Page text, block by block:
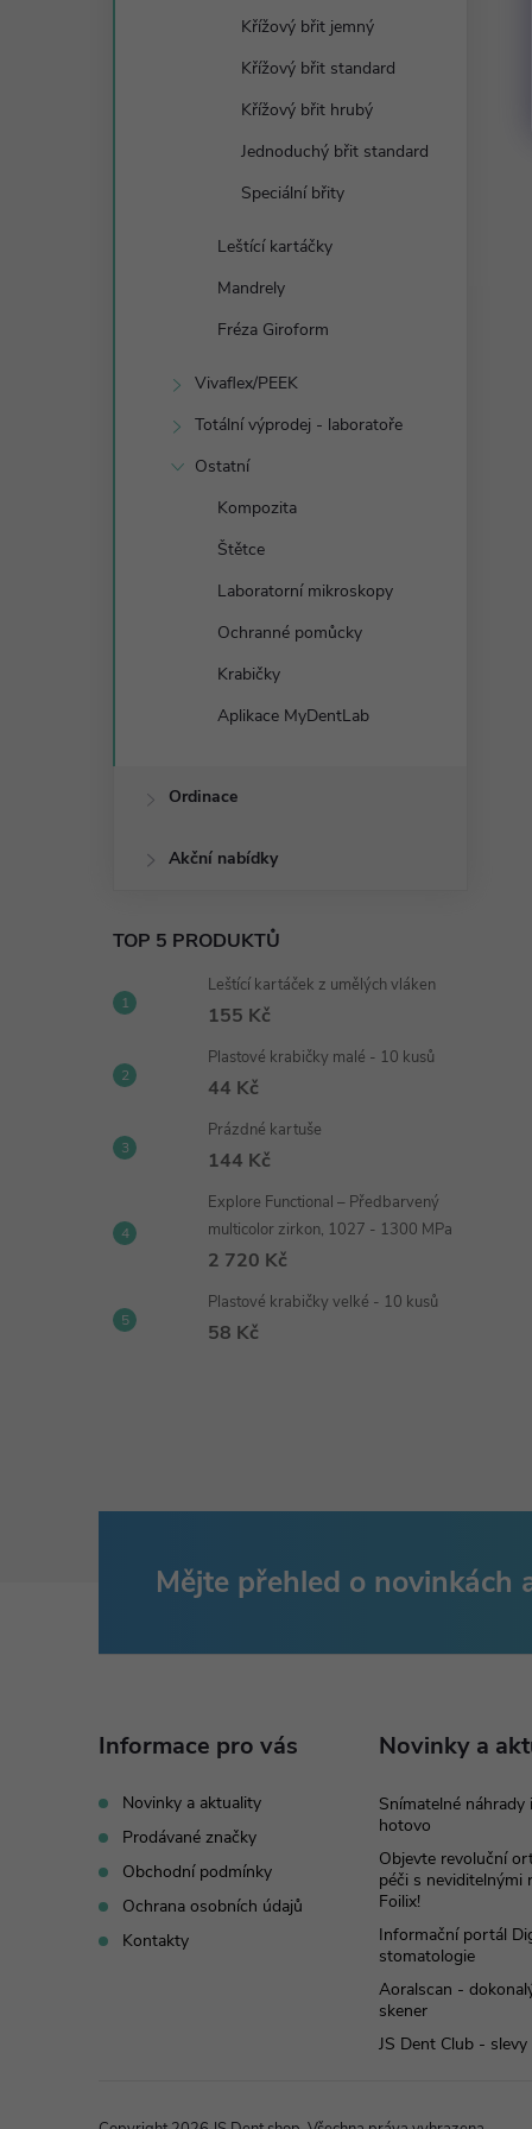
Křížový břit jemný
Křížový břit standard
Křížový břit hrubý
Jednoduchý břit standard
Speciální břity
Leštící kartáčky
Mandrely
Fréza Giroform
Vivaflex/PEEK
Totální výprodej - laboratoře
Ostatní
Kompozita
Štětce
Laboratorní mikroskopy
Ochranné pomůcky
Krabičky
Aplikace MyDentLab
Ordinace
Akční nabídky
TOP 5 PRODUKTŮ
Leštící kartáček z umělých vláken
155 Kč
Plastové krabičky malé - 10 kusů
44 Kč
Prázdné kartuše
144 Kč
Explore Functional – Předbarvený
multicolor zirkon, 1027 - 1300 MPa
2 720 Kč
Plastové krabičky velké - 10 kusů
58 Kč
Mějte přehled o novinkách
Informace pro vás
Novinky a aktuality
Prodávané značky
Obchodní podmínky
Ochrana osobních údajů
Kontakty
Novinky a
Snímatelné náhrady
hotovo
Objevte revoluční
péči s neviditelnými
Foilix!
Informační portál
stomatologie
Aoralscan -
skener
JS Dent Club - slevy